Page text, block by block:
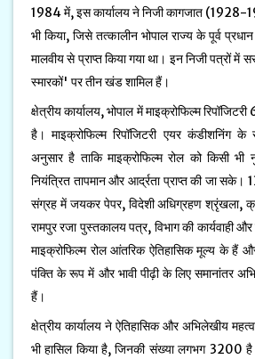
1984 में, इस कार्यालय ने निजी कागजात (1928-
भी किया, जिसे तत्कालीन भोपाल राज्य के पूर्व
मालवीय से प्राप्त किया गया था। इन निजी पत्रों में
स्मारकों' पर तीन खंड शामिल हैं।
क्षेत्रीय कार्यालय, भोपाल में माइक्रोफिल्म
है। माइक्रोफिल्म रिपॉजिटरी एयर कंडीशनिंग के
अनुसार है ताकि माइक्रोफिल्म रोल को किसी
नियंत्रित तापमान और आर्द्रता प्राप्त की जा
संग्रह में जयकर पेपर, विदेशी अधिग्रहण श्रृंखला,
रामपुर रजा पुस्तकालय पत्र, विभाग की कार्यवाही
माइक्रोफिल्म रोल आंतरिक ऐतिहासिक मूल्य के हैं और
पंक्ति के रूप में और भावी पीढ़ी के लिए समानांतर
हैं।
क्षेत्रीय कार्यालय ने ऐतिहासिक और अभिलेखीय
भी हासिल किया है, जिनकी संख्या लगभग 3200 है।